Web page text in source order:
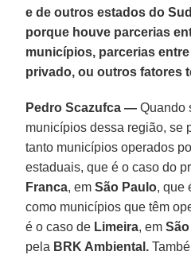
e de outros estados do
porque houve parcerias
municípios, parcerias
privado, ou outros fatores
Pedro Scazufca — Quando
municípios dessa região, se
tanto municípios operados
estaduais, que é o caso do
Franca, emSão Paulo, que
como municípios que têm
é o caso de Limeira, em
pela BRK Ambiental.